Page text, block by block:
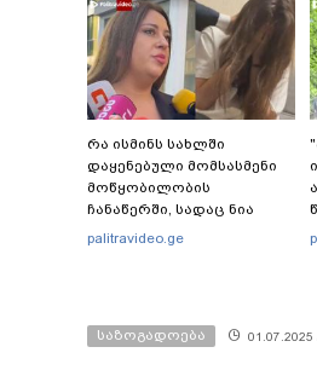
რა ისმინს სახლში
დაყენებული მომსასმენი
მოწყობილობის
ჩანაწერში, სადაც ნია
იმნაძე მამას ესაუბრება?
palitravideo.ge
საზოგადოება 01.07.2025